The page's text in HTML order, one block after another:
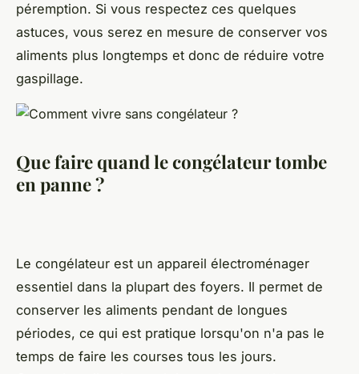
péremption. Si vous respectez ces quelques
astuces, vous serez en mesure de conserver vos
aliments plus longtemps et donc de réduire votre
gaspillage.
Que faire quand le congélateur tombe
en panne ?
Le congélateur est un appareil électroménager
essentiel dans la plupart des foyers. Il permet de
conserver les aliments pendant de longues
périodes, ce qui est pratique lorsqu'on n'a pas le
temps de faire les courses tous les jours.